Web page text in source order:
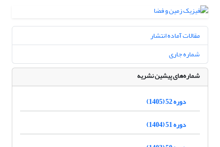
مقالات آماده انتشار
شماره جاری
شماره‌های پیشین نشریه
دوره 52 (1405)
دوره 51 (1404)